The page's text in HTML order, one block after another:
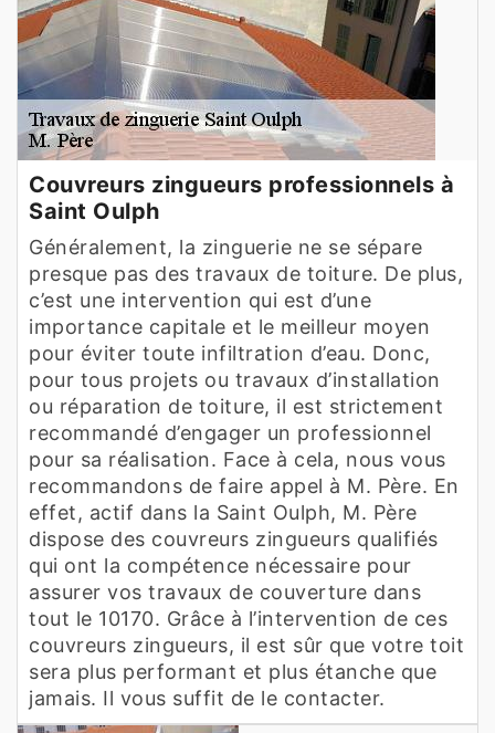
Couvreurs zingueurs professionnels à
Saint Oulph
Généralement, la zinguerie ne se sépare
presque pas des travaux de toiture. De plus,
c’est une intervention qui est d’une
importance capitale et le meilleur moyen
pour éviter toute infiltration d’eau. Donc,
pour tous projets ou travaux d’installation
ou réparation de toiture, il est strictement
recommandé d’engager un professionnel
pour sa réalisation. Face à cela, nous vous
recommandons de faire appel à M. Père. En
effet, actif dans la Saint Oulph, M. Père
dispose des couvreurs zingueurs qualifiés
qui ont la compétence nécessaire pour
assurer vos travaux de couverture dans
tout le 10170. Grâce à l’intervention de ces
couvreurs zingueurs, il est sûr que votre toit
sera plus performant et plus étanche que
jamais. Il vous suffit de le contacter.